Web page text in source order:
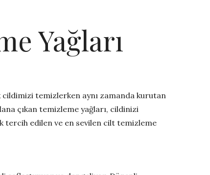
Yağları
temizlerken aynı zamanda kurutan
çıkan temizleme yağları, cildinizi
tercih edilen ve en sevilen cilt temizleme